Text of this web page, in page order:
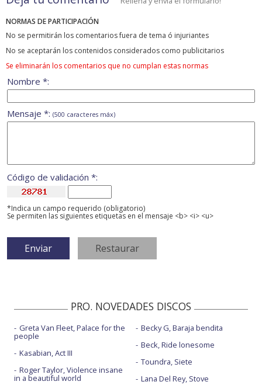
NORMAS DE PARTICIPACIÓN
No se permitirán los comentarios fuera de tema ó injuriantes
No se aceptarán los contenidos considerados como publicitarios
Se eliminarán los comentarios que no cumplan estas normas
Nombre *:
Mensaje *: (500 caracteres máx)
Código de validación *:
*Indica un campo requerido (obligatorio)
Se permiten las siguientes etiquetas en el mensaje <b> <i> <u>
PRO. NOVEDADES DISCOS
Greta Van Fleet, Palace for the
people
Kasabian, Act III
Roger Taylor, Violence insane
in a beautiful world
Becky G, Baraja bendita
Beck, Ride lonesome
Toundra, Siete
Lana Del Rey, Stove